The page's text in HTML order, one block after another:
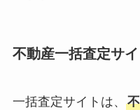
不動産一括査定サ
一括査定サイトは、